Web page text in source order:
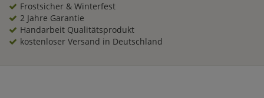
Frostsicher & Winterfest
2 Jahre Garantie
Handarbeit Qualitätsprodukt
kostenloser Versand in Deutschland